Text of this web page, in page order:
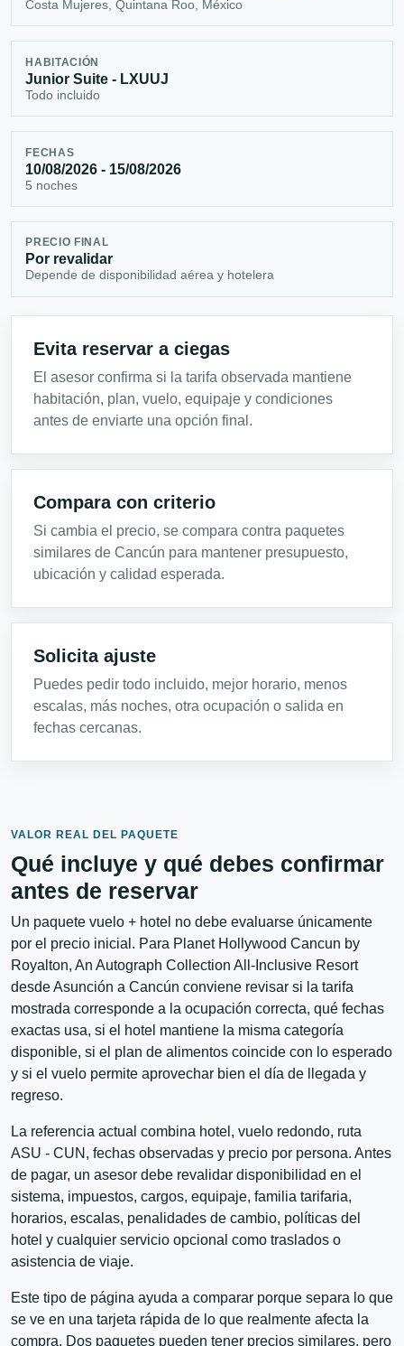
Costa Mujeres, Quintana Roo, México
HABITACIÓN
Junior Suite - LXUUJ
Todo incluido
FECHAS
10/08/2026 - 15/08/2026
5 noches
PRECIO FINAL
Por revalidar
Depende de disponibilidad aérea y hotelera
Evita reservar a ciegas
El asesor confirma si la tarifa observada mantiene
habitación, plan, vuelo, equipaje y condiciones
antes de enviarte una opción final.
Compara con criterio
Si cambia el precio, se compara contra paquetes
similares de Cancún para mantener presupuesto,
ubicación y calidad esperada.
Solicita ajuste
Puedes pedir todo incluido, mejor horario, menos
escalas, más noches, otra ocupación o salida en
fechas cercanas.
VALOR REAL DEL PAQUETE
Qué incluye y qué debes confirmar
antes de reservar
Un paquete vuelo + hotel no debe evaluarse únicamente
por el precio inicial. Para Planet Hollywood Cancun by
Royalton, An Autograph Collection All-Inclusive Resort
desde Asunción a Cancún conviene revisar si la tarifa
mostrada corresponde a la ocupación correcta, qué fechas
exactas usa, si el hotel mantiene la misma categoría
disponible, si el plan de alimentos coincide con lo esperado
y si el vuelo permite aprovechar bien el día de llegada y
regreso.
La referencia actual combina hotel, vuelo redondo, ruta
ASU - CUN, fechas observadas y precio por persona. Antes
de pagar, un asesor debe revalidar disponibilidad en el
sistema, impuestos, cargos, equipaje, familia tarifaria,
horarios, escalas, penalidades de cambio, políticas del
hotel y cualquier servicio opcional como traslados o
asistencia de viaje.
Este tipo de página ayuda a comparar porque separa lo que
se ve en una tarjeta rápida de lo que realmente afecta la
compra. Dos paquetes pueden tener precios similares, pero